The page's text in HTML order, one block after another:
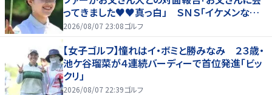
ってきました♥♥真っ白」 ＳＮＳ「イケメンなお
父さん」「白戸家入りするんですか？」
2026/08/07 23:08ゴルフ
【女子ゴルフ】憧れはイ・ボミと勝みなみ ２３歳・
池ケ谷瑠菜が４連続バーディーで首位発進「ビッ
クリ」
2026/08/07 22:39ゴルフ